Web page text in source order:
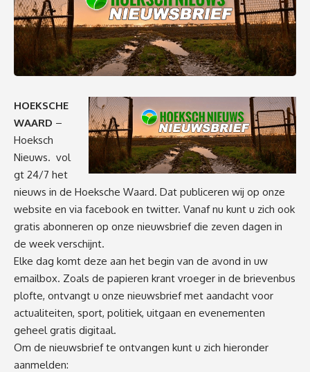
HOEKSCHE
WAARD –
Hoeksch
Nieuws. vol
gt 24/7 het
nieuws in de Hoeksche Waard. Dat publiceren wij op onze
website en via facebook en twitter. Vanaf nu kunt u zich ook
gratis abonneren op onze nieuwsbrief die zeven dagen in
de week verschijnt.
Elke dag komt deze aan het begin van de avond in uw
emailbox. Zoals de papieren krant vroeger in de brievenbus
plofte, ontvangt u onze nieuwsbrief met aandacht voor
actualiteiten, sport, politiek, uitgaan en evenementen
geheel gratis digitaal.
Om de nieuwsbrief te ontvangen kunt u zich hieronder
aanmelden: